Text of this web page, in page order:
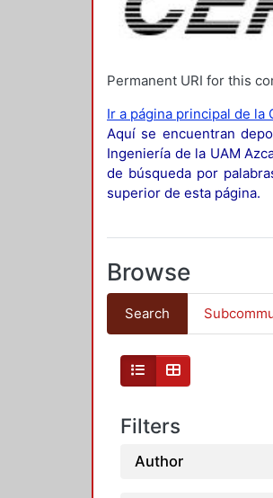
Permanent URI for this
Ir a página principal de la
Aquí se encuentran
Ingeniería de la UAM
de búsqueda por
superior de esta página.
Browse
Search
Filters
Author